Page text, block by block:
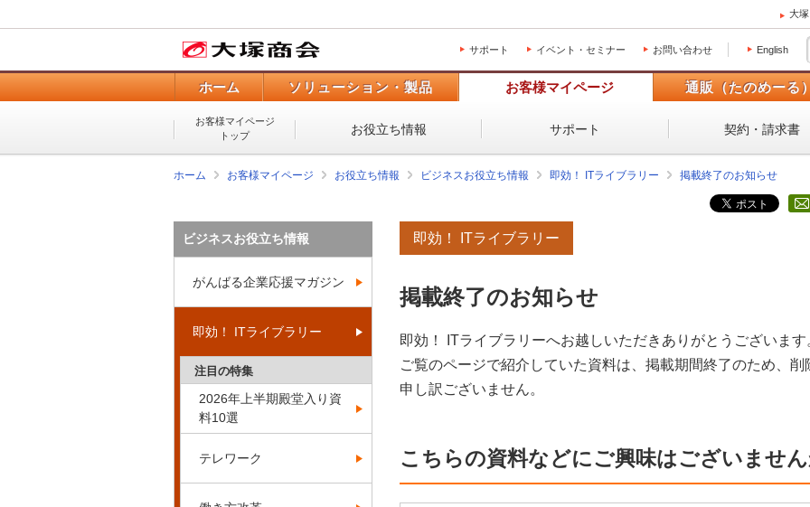
大
サポート イベント・セミナー お問い合わせ English
ホーム ソリューション・製品 お客様マイページ 通販（たのめーる
お客様マイページ
トップ
お役立ち情報 サポート 契約・請求書
ホーム お客様マイページ お役立ち情報 ビジネスお役立ち情報 即効！ ITライブラリー 掲載終了のお知らせ
即効！ ITライブラリー
掲載終了のお知らせ
即効！ ITライブラリーへお越しいただきありがとうございます
ご覧のページで紹介していた資料は、掲載期間終了のため、
申し訳ございません。
こちらの資料などにご興味はございませ
ビジネスお役立ち情報
がんばる企業応援マガジン
即効！ ITライブラリー
注目の特集
2026年上半期殿堂入り資
料10選
テレワーク